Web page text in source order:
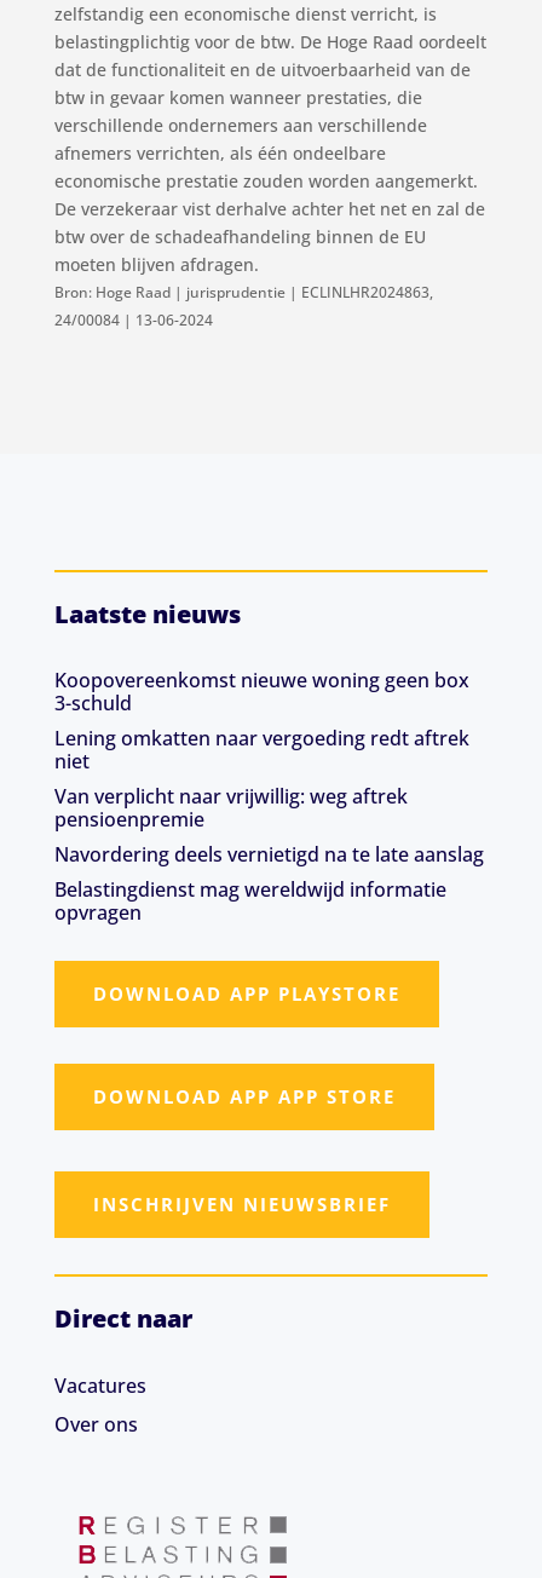
zelfstandig een economische dienst verricht, is
belastingplichtig voor de btw. De Hoge Raad oordeelt
dat de functionaliteit en de uitvoerbaarheid van de
btw in gevaar komen wanneer prestaties, die
verschillende ondernemers aan verschillende
afnemers verrichten, als één ondeelbare
economische prestatie zouden worden aangemerkt.
De verzekeraar vist derhalve achter het net en zal de
btw over de schadeafhandeling binnen de EU
moeten blijven afdragen.
Bron: Hoge Raad | jurisprudentie | ECLINLHR2024863,
24/00084 | 13-06-2024
Laatste nieuws
Koopovereenkomst nieuwe woning geen box
3-schuld
Lening omkatten naar vergoeding redt aftrek
niet
Van verplicht naar vrijwillig: weg aftrek
pensioenpremie
Navordering deels vernietigd na te late aanslag
Belastingdienst mag wereldwijd informatie
opvragen
DOWNLOAD APP PLAYSTORE
DOWNLOAD APP APP STORE
INSCHRIJVEN NIEUWSBRIEF
Direct naar
Vacatures
Over ons